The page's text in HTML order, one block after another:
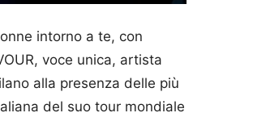
intorno a te, con
voce unica, artista
alla presenza delle più
del suo tour mondiale